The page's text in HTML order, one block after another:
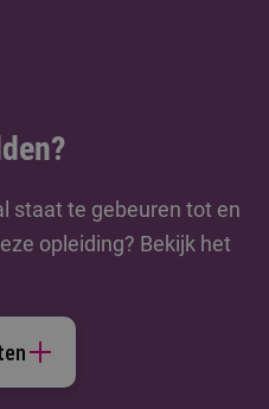
staat te gebeuren tot en
opleiding? Bekijk het